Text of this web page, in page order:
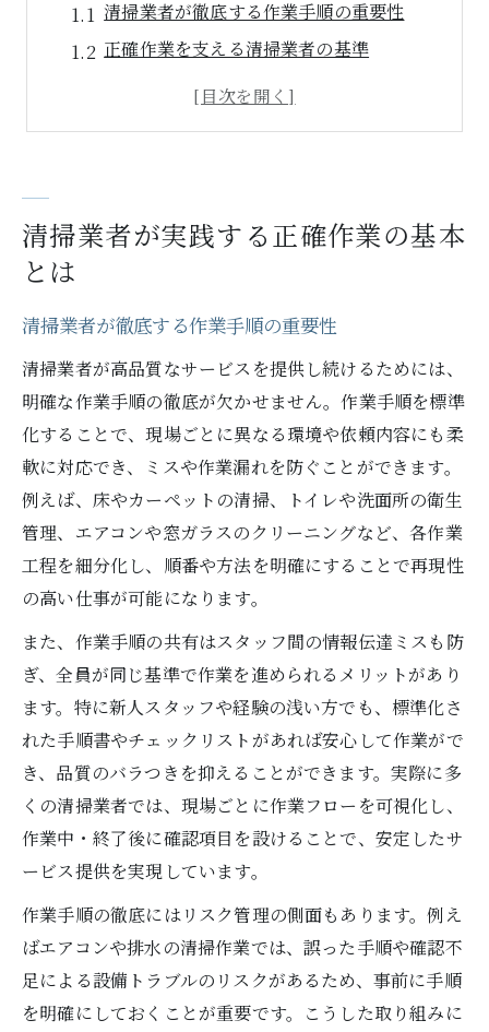
清掃業者が徹底する作業手順の重要性
正確作業を支える清掃業者の基準
現場で活きる清掃業者のルール運用
清掃業者の高品質維持に欠かせない工夫
清掃業者の現場チェックで品質を守る
作業効率化を叶えるプロの清掃業者の技術
清掃業者が実践する効率的な作業の流れ
プロ清掃業者の時短テクニックとは
清掃業者の効率化に役立つノウハウ紹介
作業効率を高める清掃業者の工夫事例
清掃業者が活用する最新の清掃技術
正確作業を追求する清掃業者の現場事例解説
清掃業者による正確作業の成功事例
清掃業者が乗り越えた現場課題の実例
正確作業を支えた清掃業者の工夫紹介
清掃業者の現場対応力と再現性の秘訣
現場で学んだ清掃業者のノウハウ共有
衛生管理と安全対策を担う清掃業者の役割
清掃業者が徹底する衛生管理の実際
清掃業者の安全対策と現場の工夫
衛生意識を高める清掃業者の取組み
清掃業者が実践する事故防止の工夫
清掃業者が実践する正確作業の基本
とは
清掃業者が徹底する作業手順の重要性
清掃業者が高品質なサービスを提供し続けるためには、
明確な作業手順の徹底が欠かせません。作業手順を標準
化することで、現場ごとに異なる環境や依頼内容にも柔
軟に対応でき、ミスや作業漏れを防ぐことができます。
例えば、床やカーペットの清掃、トイレや洗面所の衛生
管理、エアコンや窓ガラスのクリーニングなど、各作業
工程を細分化し、順番や方法を明確にすることで再現性
の高い仕事が可能になります。
また、作業手順の共有はスタッフ間の情報伝達ミスも防
ぎ、全員が同じ基準で作業を進められるメリットがあり
ます。特に新人スタッフや経験の浅い方でも、標準化さ
れた手順書やチェックリストがあれば安心して作業がで
き、品質のバラつきを抑えることができます。実際に多
くの清掃業者では、現場ごとに作業フローを可視化し、
作業中・終了後に確認項目を設けることで、安定したサ
ービス提供を実現しています。
作業手順の徹底にはリスク管理の側面もあります。例え
ばエアコンや排水の清掃作業では、誤った手順や確認不
足による設備トラブルのリスクがあるため、事前に手順
を明確にしておくことが重要です。こうした取り組みに